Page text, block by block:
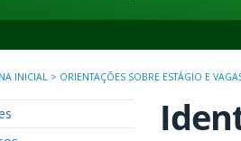
INICIAL > ORIENTAÇÕES SOBRE ESTÁGIO E